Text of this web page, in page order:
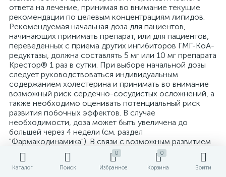
Каталог Поиск
0
Избранное
0
Корзина Войти
ответа на лечение, принимая во внимание текущие
рекомендации по целевым концентрациям липидов.
Рекомендуемая начальная доза для пациентов,
начинающих принимать препарат, или для пациентов,
переведенных с приема других ингибиторов ГМГ-КоА-
редуктазы, должна составлять 5 мг или 10 мг препарата
Крестор® 1 раз в сутки. При выборе начальной дозы
следует руководствоваться индивидуальным
содержанием холестерина и принимать во внимание
возможный риск сердечно-сосудистых осложнений, а
также необходимо оценивать потенциальный риск
развития побочных эффектов. В случае
необходимости, доза может быть увеличена до
большей через 4 недели (см. раздел
"Фармакодинамика"). В связи с возможным развитием
побочных эффектов при приёме дозы 40 мг, по
сравнению с более низкими дозами препарата (см.
раздел "Побочное действие"), увеличение дозы до 40